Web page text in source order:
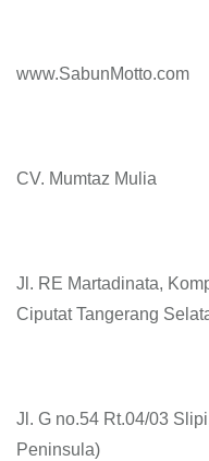
www.SabunMotto.com
CV. Mumtaz Mulia
Jl. RE Martadinata,
Ciputat Tangerang
Jl. G no.54 Rt.04/03
Peninsula)